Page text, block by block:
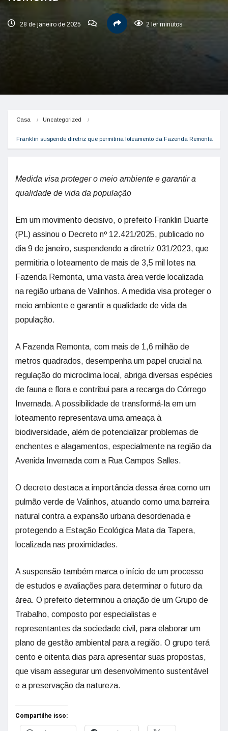
28 de janeiro de 2025 2 ler minutos
Casa Uncategorized
Franklin suspende diretriz que permitiria loteamento da Fazenda Remonta
Medida visa proteger o meio ambiente e garantir a
qualidade de vida da população
Em um movimento decisivo, o prefeito Franklin Duarte
(PL) assinou o Decreto nº 12.421/2025, publicado no
dia 9 de janeiro, suspendendo a diretriz 031/2023, que
permitiria o loteamento de mais de 3,5 mil lotes na
Fazenda Remonta, uma vasta área verde localizada
na região urbana de Valinhos. A medida visa proteger o
meio ambiente e garantir a qualidade de vida da
população.
A Fazenda Remonta, com mais de 1,6 milhão de
metros quadrados, desempenha um papel crucial na
regulação do microclima local, abriga diversas espécies
de fauna e flora e contribui para a recarga do Córrego
Invernada. A possibilidade de transformá-la em um
loteamento representava uma ameaça à
biodiversidade, além de potencializar problemas de
enchentes e alagamentos, especialmente na região da
Avenida Invernada com a Rua Campos Salles.
O decreto destaca a importância dessa área como um
pulmão verde de Valinhos, atuando como uma barreira
natural contra a expansão urbana desordenada e
protegendo a Estação Ecológica Mata da Tapera,
localizada nas proximidades.
A suspensão também marca o início de um processo
de estudos e avaliações para determinar o futuro da
área. O prefeito determinou a criação de um Grupo de
Trabalho, composto por especialistas e
representantes da sociedade civil, para elaborar um
plano de gestão ambiental para a região. O grupo terá
cento e oitenta dias para apresentar suas propostas,
que visam assegurar um desenvolvimento sustentável
e a preservação da natureza.
Compartilhe isso: